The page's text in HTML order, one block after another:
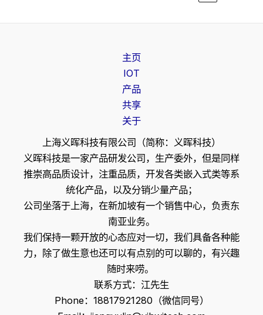
主页
IOT
产品
共享
关于
上海义晖科技有限公司（简称：义晖科技）
义晖科技是一家产品研发公司，生产委外，但是同样
推崇高品质设计，注重品质，开发各类嵌入式类等系
统化产品，以及分销少量产品；
公司坐落于上海，在新加坡有一个销售中心，负责东
南亚业务。
我们保持一颗开放的心态应对一切，我们具备各种能
力，除了做生意也还可以有点别的可以聊的，有兴趣
随时来唠。
联系方式：江先生
Phone：18817921280（微信同号）